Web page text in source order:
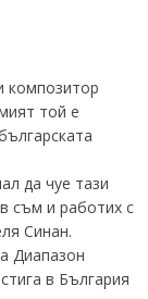
композитор
той е
да чуе тази
съм и работих с
Синан.
Диапазон
в България